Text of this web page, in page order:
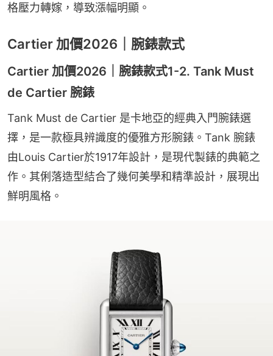
格壓力轉嫁，導致漲幅明顯。
Cartier 加價2026｜腕錶款式
Cartier 加價2026｜腕錶款式1-2. Tank Must
de Cartier 腕錶
Tank Must de Cartier 是卡地亞的經典入門腕錶選
擇，是一款極具辨識度的優雅方形腕錶。Tank 腕錶
由Louis Cartier於1917年設計，是現代製錶的典範之
作。其俐落造型結合了幾何美學和精準設計，展現出
鮮明風格。